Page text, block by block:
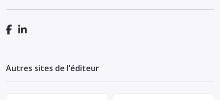
Autres sites de l’éditeur